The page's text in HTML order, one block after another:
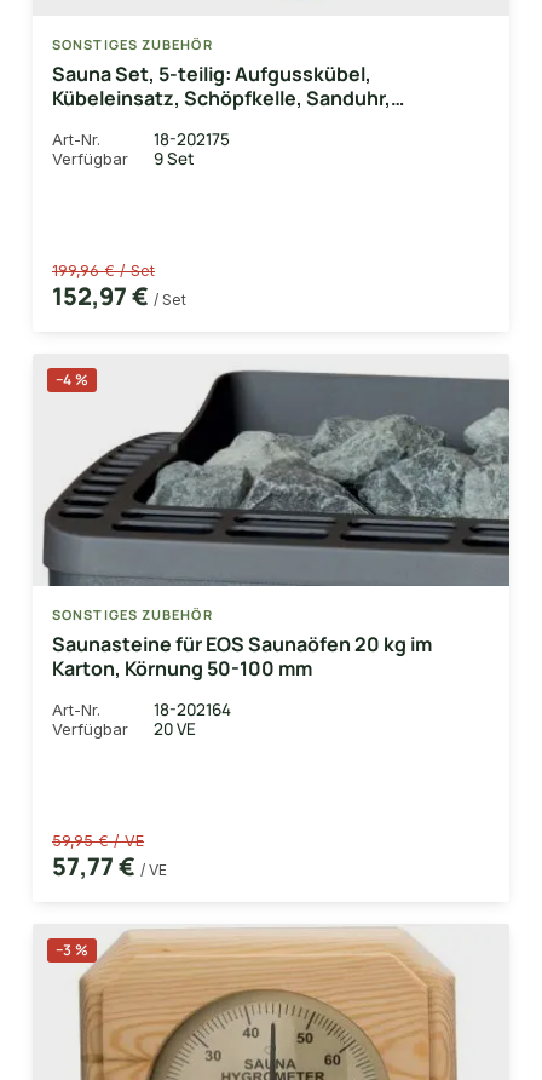
SONSTIGES ZUBEHÖR
Sauna Set, 5-teilig: Aufgusskübel,
Kübeleinsatz, Schöpfkelle, Sanduhr,
Art-Nr. 18-202175
Verfügbar 9 Set
199,96 € / Set
152,97 € / Set
−4 %
SONSTIGES ZUBEHÖR
Saunasteine für EOS Saunaöfen 20 kg im
Karton, Körnung 50-100 mm
Art-Nr. 18-202164
Verfügbar 20 VE
59,95 € / VE
57,77 € / VE
−3 %